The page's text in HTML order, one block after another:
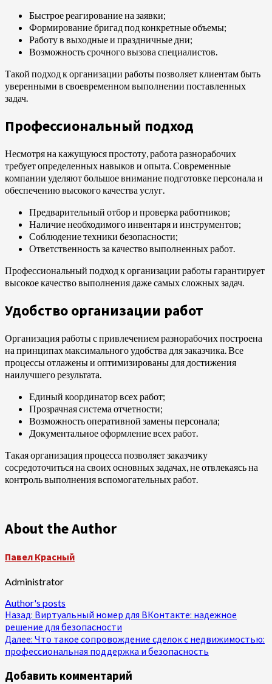
Быстрое реагирование на заявки;
Формирование бригад под конкретные объемы;
Работу в выходные и праздничные дни;
Возможность срочного вызова специалистов.
Такой подход к организации работы позволяет клиентам быть
уверенными в своевременном выполнении поставленных
задач.
Профессиональный подход
Несмотря на кажущуюся простоту, работа разнорабочих
требует определенных навыков и опыта. Современные
компании уделяют большое внимание подготовке персонала и
обеспечению высокого качества услуг.
Предварительный отбор и проверка работников;
Наличие необходимого инвентаря и инструментов;
Соблюдение техники безопасности;
Ответственность за качество выполненных работ.
Профессиональный подход к организации работы гарантирует
высокое качество выполнения даже самых сложных задач.
Удобство организации работ
Организация работы с привлечением разнорабочих построена
на принципах максимального удобства для заказчика. Все
процессы отлажены и оптимизированы для достижения
наилучшего результата.
Единый координатор всех работ;
Прозрачная система отчетности;
Возможность оперативной замены персонала;
Документальное оформление всех работ.
Такая организация процесса позволяет заказчику
сосредоточиться на своих основных задачах, не отвлекаясь на
контроль выполнения вспомогательных работ.
About the Author
Павел Красный
Administrator
Author's posts
Продолжить
чтение
Назад: Виртуальный номер для ВКонтакте: надежное
решение для безопасности
Далее: Что такое сопровождение сделок с недвижимостью:
профессиональная поддержка и безопасность
Добавить комментарий